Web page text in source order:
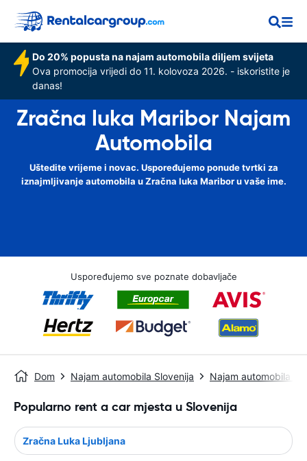
Do 20% popusta na najam automobila diljem svijeta
Ova promocija vrijedi do 11. kolovoza 2026. - iskoristite je
danas!
Zračna luka Maribor Najam
Automobila
Uštedite vrijeme i novac. Uspoređujemo ponude tvrtki za
iznajmljivanje automobila u Zračna luka Maribor u vaše ime.
Uspoređujemo sve poznate dobavljače
Dom Najam automobila Slovenija Najam automobila
Popularno rent a car mjesta u Slovenija
Zračna Luka Ljubljana